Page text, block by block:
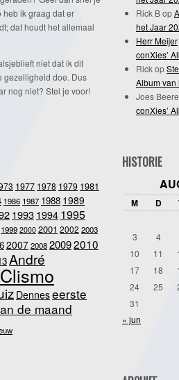
heb ik graag dat er
dat houdt het allemaal
niet dat ik dit
gezelligheid doe. Dus
nog niet? Stel je voor!
Rick Bop
het Jaar
Herr Meijer
conXies’
Rickop
Album van
Joes
conXies’
1977 1978 1979 1981
1986 1987 1988 1989
1993 1994 1995
1999 2000 2001 2002 2003
2007200820092010
André
Clismo
Denneseerste
de maand
HISTORIE
M D
3
4
10
11
17
18
24
25
31
« jun